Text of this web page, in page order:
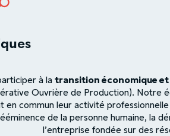
à latransition économique et
Ouvrière de Production). Notre
en commun leur activité
de la personne humaine, la
l’entreprise fondée sur des